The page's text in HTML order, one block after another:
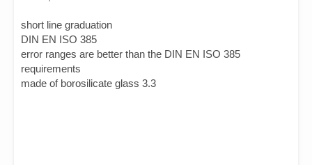
short line graduation
DIN EN ISO 385
error ranges are better than the DIN EN ISO 385
requirements
made of borosilicate glass 3.3